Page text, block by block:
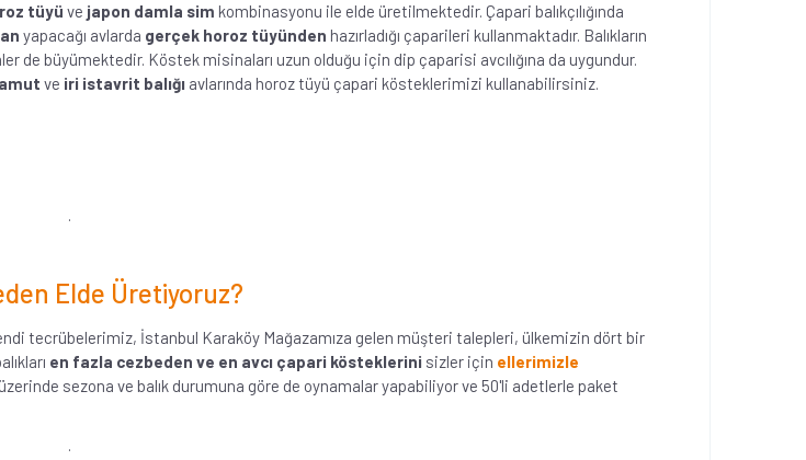
tüyü ve japon damla sim kombinasyonu ile elde üretilmektedir. Çapari balıkçılığında
yapacağı avlarda gerçek horoz tüyünden hazırladığı çaparileri kullanmaktadır. Balıkların
büyümektedir. Köstek misinaları uzun olduğu için dip çaparisi avcılığına da uygundur.
ve iri istavrit balığı avlarında horoz tüyü çapari kösteklerimizi kullanabilirsiniz.
.
Elde Üretiyoruz?
tecrübelerimiz, İstanbul Karaköy Mağazamıza gelen müşteri talepleri, ülkemizin dört bir
en fazla cezbeden ve en avcı çapari kösteklerini sizler için ellerimizle
sezona ve balık durumuna göre de oynamalar yapabiliyor ve 50'li adetlerle paket
.